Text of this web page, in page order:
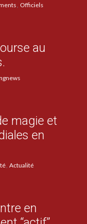
Officiels
au
magie et
en
Actualité
en